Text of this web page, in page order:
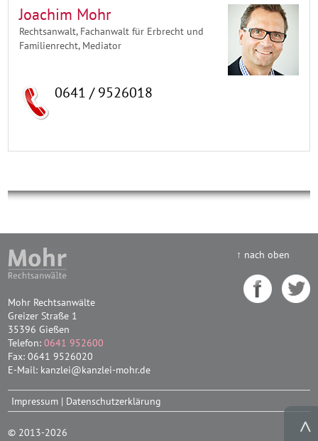
Joachim Mohr
Rechtsanwalt, Fachanwalt für Erbrecht und
Familienrecht, Mediator
0641 / 9526018
↑ nach oben
Mohr Rechtsanwälte
Greizer Straße 1
35396 Gießen
Telefon:0641 952600
Fax: 0641 9526020
E-Mail: kanzlei@kanzlei-mohr.de
Impressum | Datenschutzerklärung
© 2013-2026